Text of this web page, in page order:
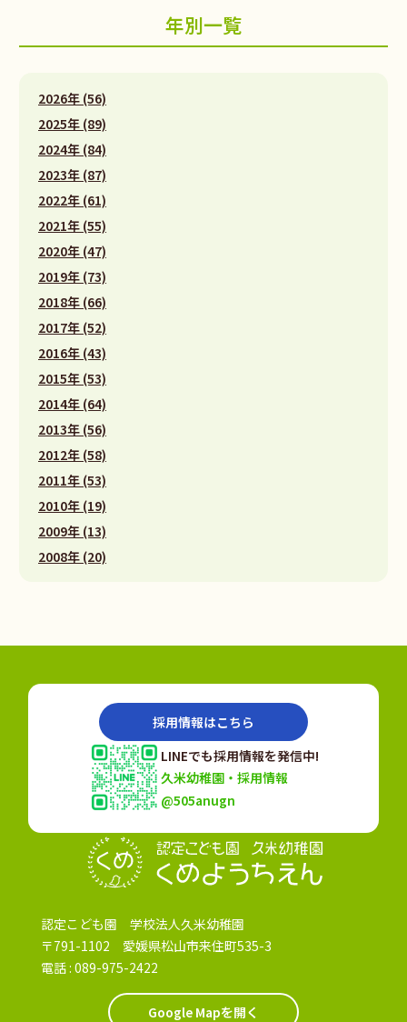
年別一覧
2026年 (56)
2025年 (89)
2024年 (84)
2023年 (87)
2022年 (61)
2021年 (55)
2020年 (47)
2019年 (73)
2018年 (66)
2017年 (52)
2016年 (43)
2015年 (53)
2014年 (64)
2013年 (56)
2012年 (58)
2011年 (53)
2010年 (19)
2009年 (13)
2008年 (20)
認定こども園 学校法人久米幼稚園
〒791-1102 愛媛県松山市来住町535-3
電話 : 089-975-2422
Google Mapを開く
採用情報はこちら
LINEでも採用情報を発信中!
久米幼稚園・採用情報
@505anugn